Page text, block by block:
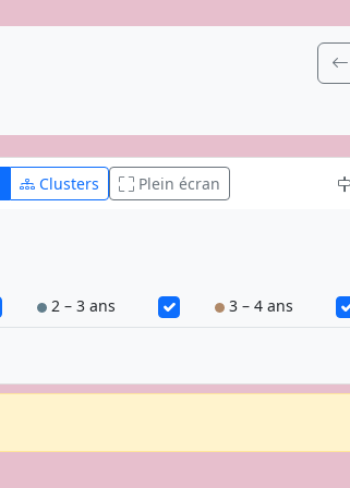
Clusters Plein écran
2 – 3 ans 3 – 4 ans